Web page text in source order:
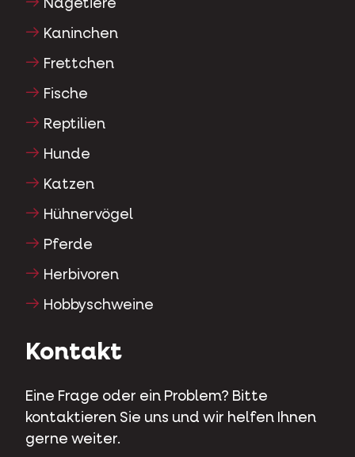
Nagetiere
Kaninchen
Frettchen
Fische
Reptilien
Hunde
Katzen
Hühnervögel
Pferde
Herbivoren
Hobbyschweine
Kontakt
Eine Frage oder ein Problem? Bitte
kontaktieren Sie uns und wir helfen Ihnen
gerne weiter.